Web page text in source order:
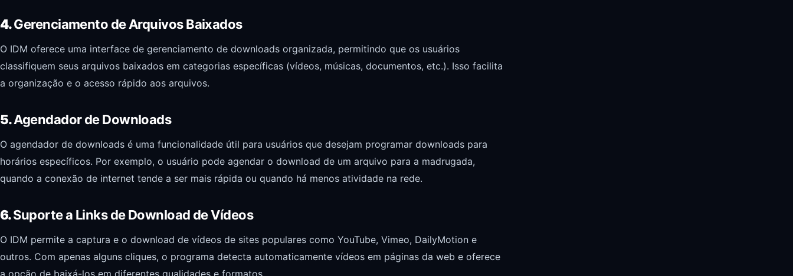
4.Gerenciamento de Arquivos Baixados
O IDM oferece uma interface de gerenciamento de downloads organizada, permitindo que os usuários
classifiquem seus arquivos baixados em categorias específicas (vídeos, músicas, documentos, etc.). Isso facilita
a organização e o acesso rápido aos arquivos.
5.Agendador de Downloads
O agendador de downloads é uma funcionalidade útil para usuários que desejam programar downloads para
horários específicos. Por exemplo, o usuário pode agendar o download de um arquivo para a madrugada,
quando a conexão de internet tende a ser mais rápida ou quando há menos atividade na rede.
6.Suporte a Links de Download de Vídeos
O IDM permite a captura e o download de vídeos de sites populares como YouTube, Vimeo, DailyMotion e
outros. Com apenas alguns cliques, o programa detecta automaticamente vídeos em páginas da web e oferece
a opção de baixá-los em diferentes qualidades e formatos.